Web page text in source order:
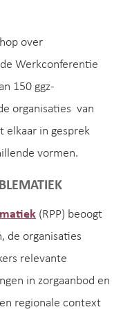
over
Werkconferentie
150 ggz-
organisaties van
elkaar in gesprek
vormen.
(RPP) beoogt
de organisaties
relevante
in zorgaanbod en
regionale context